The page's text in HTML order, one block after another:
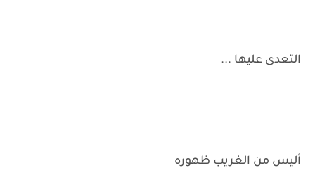
التعدى عليها ...
أليس من الغريب ظهوره